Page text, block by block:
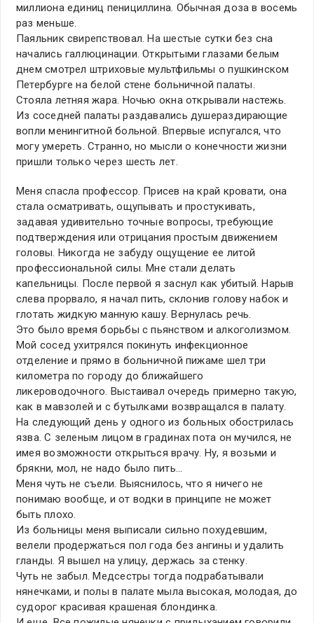
миллиона единиц пенициллина. Обычная доза в восемь
раз меньше.
Паяльник свирепствовал. На шестые сутки без сна
начались галлюцинации. Открытыми глазами белым
днем смотрел штриховые мультфильмы о пушкинском
Петербурге на белой стене больничной палаты.
Стояла летняя жара. Ночью окна открывали настежь.
Из соседней палаты раздавались душераздирающие
вопли менингитной больной. Впервые испугался, что
могу умереть. Странно, но мысли о конечности жизни
пришли только через шесть лет.
Меня спасла профессор. Присев на край кровати, она
стала осматривать, ощупывать и простукивать,
задавая удивительно точные вопросы, требующие
подтверждения или отрицания простым движением
головы. Никогда не забуду ощущение ее литой
профессиональной силы. Мне стали делать
капельницы. После первой я заснул как убитый. Нарыв
слева прорвало, я начал пить, склонив голову набок и
глотать жидкую манную кашу. Вернулась речь.
Это было время борьбы с пьянством и алкоголизмом.
Мой сосед ухитрялся покинуть инфекционное
отделение и прямо в больничной пижаме шел три
километра по городу до ближайшего
ликероводочного. Выстаивал очередь примерно такую,
как в мавзолей и с бутылками возвращался в палату.
На следующий день у одного из больных обострилась
язва. С зеленым лицом в градинах пота он мучился, не
имея возможности открыться врачу. Ну, я возьми и
брякни, мол, не надо было пить…
Меня чуть не съели. Выяснилось, что я ничего не
понимаю вообще, и от водки в принципе не может
быть плохо.
Из больницы меня выписали сильно похудевшим,
велели продержаться пол года без ангины и удалить
гланды. Я вышел на улицу, держась за стенку.
Чуть не забыл. Медсестры тогда подрабатывали
нянечками, и полы в палате мыла высокая, молодая, до
судорог красивая крашеная блондинка.